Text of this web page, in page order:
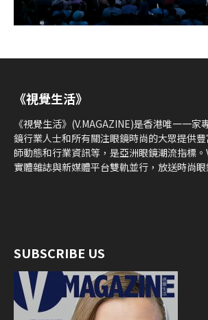
《視覺生活》
《視覺生活》(V.MAGAZINE)是香港唯一一家
鏡行業人士和所有關注眼鏡時尚的大眾提供
師動態和行業資訊等，是亞洲眼鏡潮流指標。
實體雜誌與新媒體平台雙軌並行，放送時尚眼
SUBSCRIBE US